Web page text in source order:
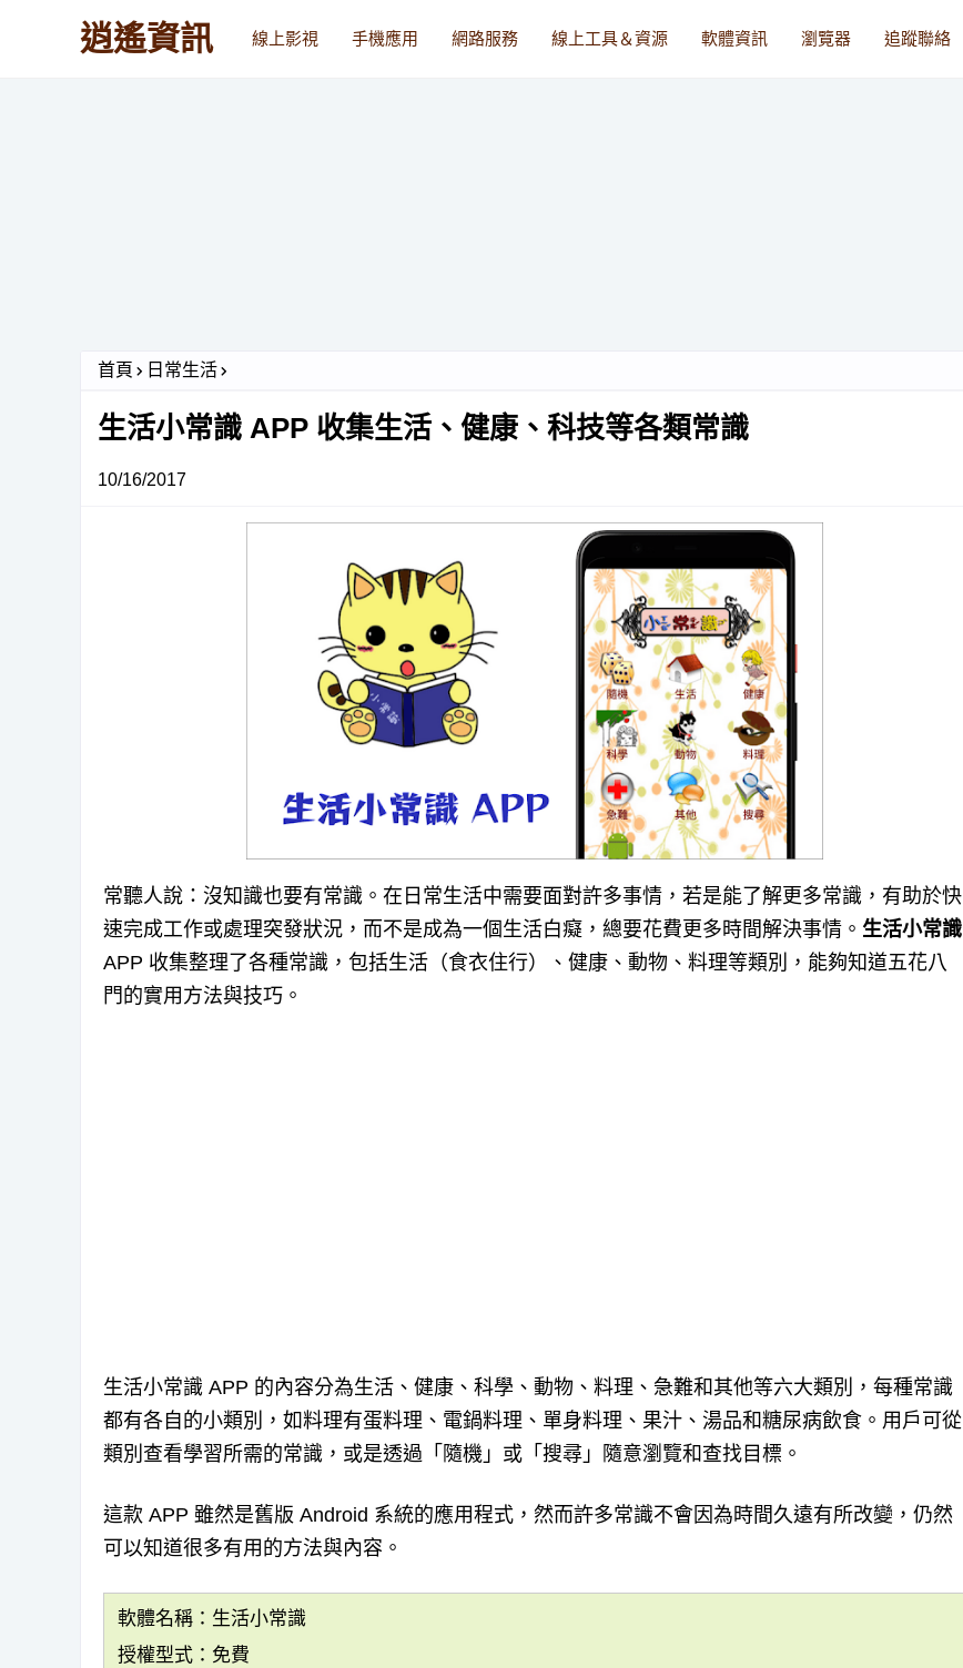
逍遙資訊 線上影視 手機應用 網路服務 線上工具＆資源 軟體資訊 瀏覽器 追蹤聯絡
首頁 日常生活
生活小常識 APP 收集生活、健康、科技等各類常識
10/16/2017
常聽人說：沒知識也要有常識。在日常生活中需要面對許多事情，若是能了解更多常識，有助於快
速完成工作或處理突發狀況，而不是成為一個生活白癡，總要花費更多時間解決事情。 生活小常識
APP 收集整理了各種常識，包括生活（食衣住行）、健康、動物、料理等類別，能夠知道五花八
門的實用方法與技巧。
生活小常識 APP 的內容分為生活、健康、科學、動物、料理、急難和其他等六大類別，每種常識
都有各自的小類別，如料理有蛋料理、電鍋料理、單身料理、果汁、湯品和糖尿病飲食。用戶可從
類別查看學習所需的常識，或是透過「隨機」或「搜尋」隨意瀏覽和查找目標。
這款 APP 雖然是舊版 Android 系統的應用程式，然而許多常識不會因為時間久遠有所改變，仍然
可以知道很多有用的方法與內容。
軟體名稱：生活小常識
授權型式：免費